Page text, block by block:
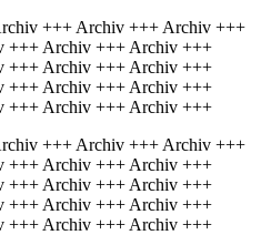
+++ Archiv +++ Archiv +++
+++ Archiv +++ Archiv +++
+++ Archiv +++ Archiv +++
+++ Archiv +++ Archiv +++
+++ Archiv +++ Archiv +++
+++ Archiv +++ Archiv +++
+++ Archiv +++ Archiv +++
+++ Archiv +++ Archiv +++
+++ Archiv +++ Archiv +++
+++ Archiv +++ Archiv +++